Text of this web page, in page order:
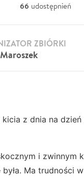
66 udostępnień
ZBIÓRKI
kicia z dnia na dzień
i zwinnym
Ma trudności